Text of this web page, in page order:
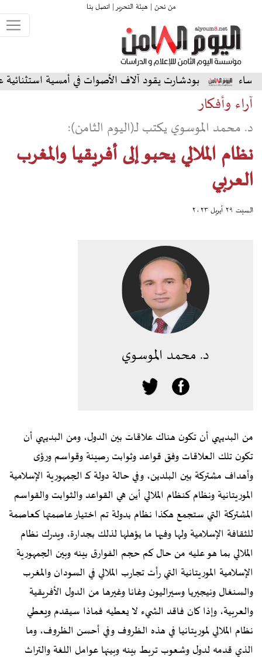
من نحن | هيئة التحرير |اتصل بنا
يقود آلاف الأصوات في أمسية استثنائية على المسرح
آراء وأفكار
د. محمد الموسوي يكتب لـ(اليوم الثامن):
نظام الملالي يحبو إلى أفريقيا والمغرب
العربي
السبت ٢٩ أبريل ٢٠٢٣
د. محمد الموسوي
من البديهي أن تكون هناك علاقات بين الدول، ومن البديهي أن
تكون تلك العلاقات وفق قواعد وثوابت رصينة وقواسم ورؤى
وأهداف مشتركة بين البلدين، وفي حالة دولة كـ الجمهورية الإسلامية
الموريتانية ونظام كنظام الملالي أين هي القواعد والثوابت والقواسم
المشتركة التي ستجمع هكذا نظام بدولة تم اختيار عاصمتها كعاصمة
للثقافة الإسلامية ولها وفيها ما يؤهلها لذلك بجدارة، ويدرك نظام
الملالي بما هو عليه من حال كم حجم الفوارق بينه وبين الجمهورية
الإسلامية الموريتانية التي رأت تجارب الملالي في السودان والمغرب
والسنغال ونيجيريا وسيراليون وغانا وغيرها من الدول الأفريقية
والعربية، وإذا كان فاقد الشيء لا يعطيه فماذا سيقدم ويعطي
نظام الملالي لموريتانيا في هذه الظروف وفي أحسن الظروف، وما
الذي قدمه لدول وشعوب تربط بينه وبينها عوامل اللغة والتراث